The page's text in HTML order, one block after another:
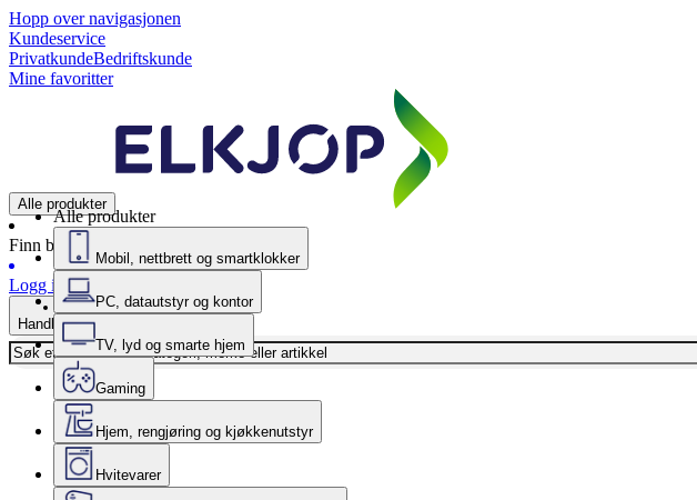
Hopp over navigasjonen
Kundeservice
PrivatkundeBedriftskunde
Mine favoritter
Alle produkter
Finn butikk
Logg inn
Handlekurv
Alle produkter
Mobil, nettbrett og smartklokker
PC, datautstyr og kontor
TV, lyd og smarte hjem
Gaming
Hjem, rengjøring og kjøkkenutstyr
Hvitevarer